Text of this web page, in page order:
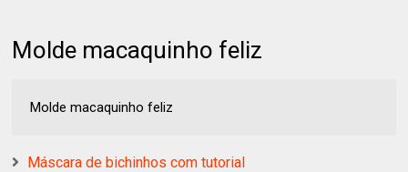
Molde macaquinho feliz
Molde macaquinho feliz
Máscara de bichinhos com tutorial